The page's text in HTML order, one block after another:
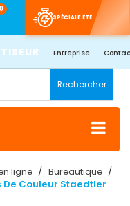
0
SPÉCIALE ÉTÉ
Entreprise
Rechercher
ligne
Bureautique
De Couleur Staedtler